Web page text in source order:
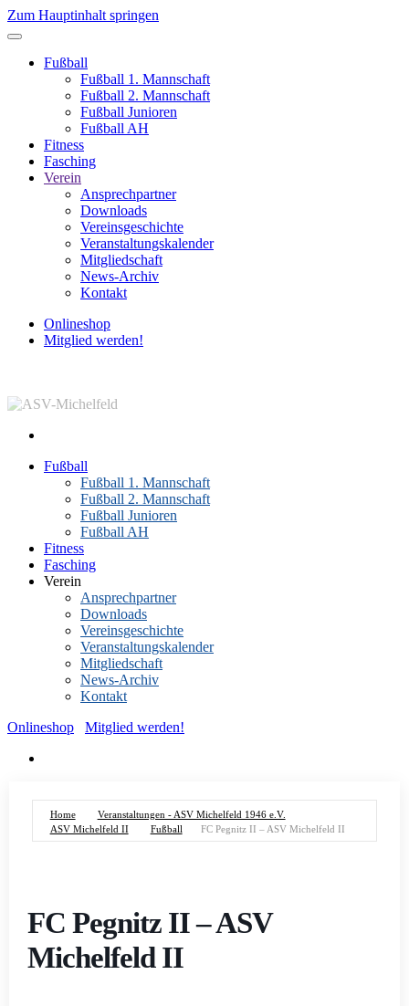
Zum Hauptinhalt springen
Fußball
Fußball 1. Mannschaft
Fußball 2. Mannschaft
Fußball Junioren
Fußball AH
Fitness
Fasching
Verein
Ansprechpartner
Downloads
Vereinsgeschichte
Veranstaltungskalender
Mitgliedschaft
News-Archiv
Kontakt
Onlineshop
Mitglied werden!
Fußball
Fußball 1. Mannschaft
Fußball 2. Mannschaft
Fußball Junioren
Fußball AH
Fitness
Fasching
Verein
Ansprechpartner
Downloads
Vereinsgeschichte
Veranstaltungskalender
Mitgliedschaft
News-Archiv
Kontakt
Onlineshop
Mitglied werden!
Home
Veranstaltungen - ASV Michelfeld 1946 e.V.
ASV Michelfeld II
Fußball FC Pegnitz II – ASV Michelfeld II
FC Pegnitz II – ASV
Michelfeld II